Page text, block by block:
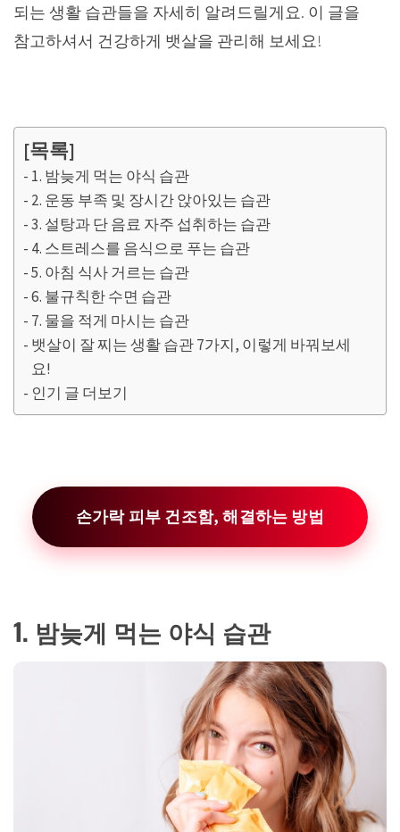
되는 생활 습관들을 자세히 알려드릴게요. 이 글을
참고하셔서 건강하게 뱃살을 관리해 보세요!
[목록]
1. 밤늦게 먹는 야식 습관
2. 운동 부족 및 장시간 앉아있는 습관
3. 설탕과 단 음료 자주 섭취하는 습관
4. 스트레스를 음식으로 푸는 습관
5. 아침 식사 거르는 습관
6. 불규칙한 수면 습관
7. 물을 적게 마시는 습관
뱃살이 잘 찌는 생활 습관 7가지, 이렇게 바꿔보세
요!
인기 글 더보기
손가락 피부 건조함, 해결하는 방법
1. 밤늦게 먹는 야식 습관